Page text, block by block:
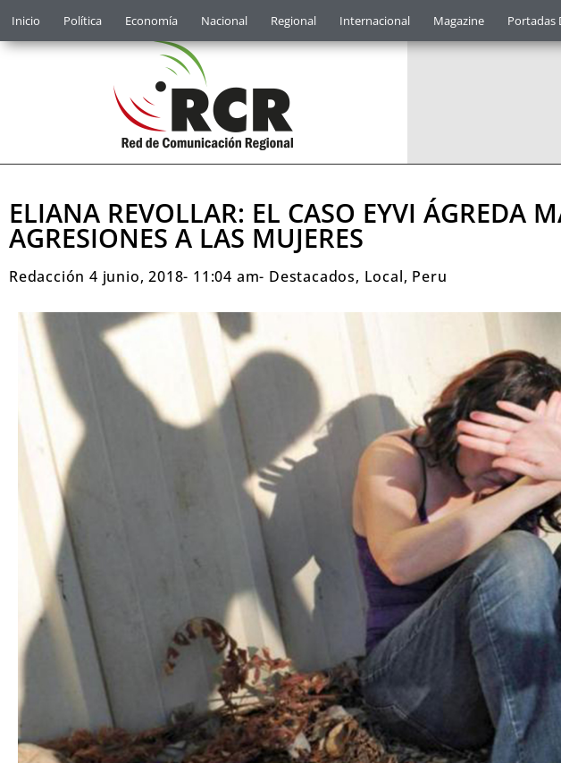
Inicio Política Economía Nacional Regional Internacional Magazine Portadas
ELIANA REVOLLAR: EL CASO EYVI ÁGREDA
AGRESIONES A LAS MUJERES
Redacción 4 junio, 2018- 11:04 am- Destacados, Local, Peru